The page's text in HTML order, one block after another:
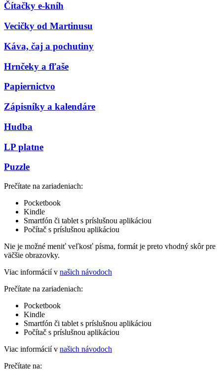
Čítačky e-kníh
Vecičky od Martinusu
Káva, čaj a pochutiny
Hrnčeky a fľaše
Papiernictvo
Zápisníky a kalendáre
Hudba
LP platne
Puzzle
Prečítate na zariadeniach:
Pocketbook
Kindle
Smartfón či tablet s príslušnou aplikáciou
Počítač s príslušnou aplikáciou
Nie je možné meniť veľkosť písma, formát je preto vhodný skôr pre
väčšie obrazovky.
Viac informácií v našich návodoch
Prečítate na zariadeniach:
Pocketbook
Kindle
Smartfón či tablet s príslušnou aplikáciou
Počítač s príslušnou aplikáciou
Viac informácií v našich návodoch
Prečítate na: